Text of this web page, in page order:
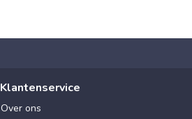
Klantenservice
Over ons